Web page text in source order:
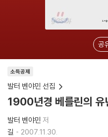
공
소득공제
발터 벤야민 선집
1900년경 베를린의 유
발터 벤야민 저
길
2007.11.30.